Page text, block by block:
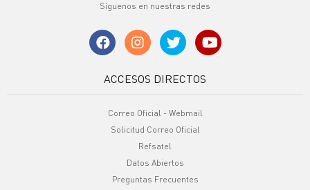
Síguenos en nuestras redes
ACCESOS DIRECTOS
Correo Oficial - Webmail
Solicitud Correo Oficial
Refsatel
Datos Abiertos
Preguntas Frecuentes